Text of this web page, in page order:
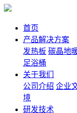
首页
产品解决方案
发热板 碳晶地
足浴桶
关于我们
公司介绍 企业
境
研发技术